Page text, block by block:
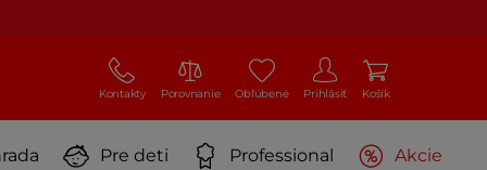
Kontakty Porovnanie Obľúbené Prihlásiť Košík
Pre deti Professional Akcie